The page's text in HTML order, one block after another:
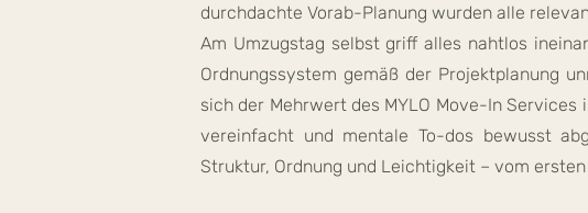
durchdachte Vorab-Planung wurden alle
Am Umzugstag selbst griff alles nahtlos
Ordnungssystem gemäß der Projektplanung
sich der Mehrwert des MYLO Move-In
vereinfacht und mentale To-dos bewusst
Struktur, Ordnung und Leichtigkeit – vom